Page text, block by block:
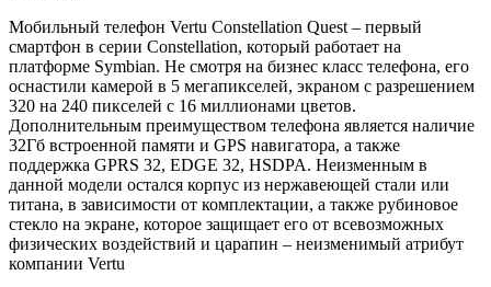
Мобильный телефон Vertu Constellation Quest – первый
смартфон в серии Constellation, который работает на
платформе Symbian. Не смотря на бизнес класс телефона, его
оснастили камерой в 5 мегапикселей, экраном с разрешением
320 на 240 пикселей с 16 миллионами цветов.
Дополнительным преимуществом телефона является наличие
32Гб встроенной памяти и GPS навигатора, а также
поддержка GPRS 32, EDGE 32, HSDPA. Неизменным в
данной модели остался корпус из нержавеющей стали или
титана, в зависимости от комплектации, а также рубиновое
стекло на экране, которое защищает его от всевозможных
физических воздействий и царапин – неизменимый атрибут
компании Vertu